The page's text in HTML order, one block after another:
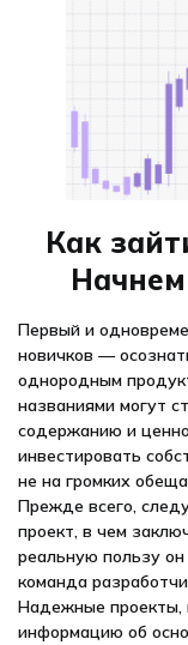
Как
Первый и
новичков —
однородным
названиями могут
содержанию и
инвестировать
не на громких
Прежде всего,
проект, в чем
реальную пользу
команда
Надежные проекты,
информацию об